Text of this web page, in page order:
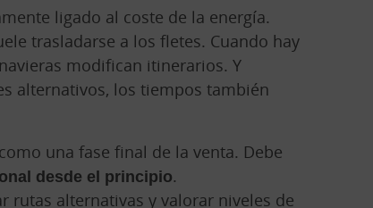
ligado al coste de la energía.
trasladarse a los fletes. Cuando hay
modifican itinerarios. Y
alternativos, los tiempos también
una fase final de la venta. Debe
desde el principio.
rutas alternativas y valorar niveles de